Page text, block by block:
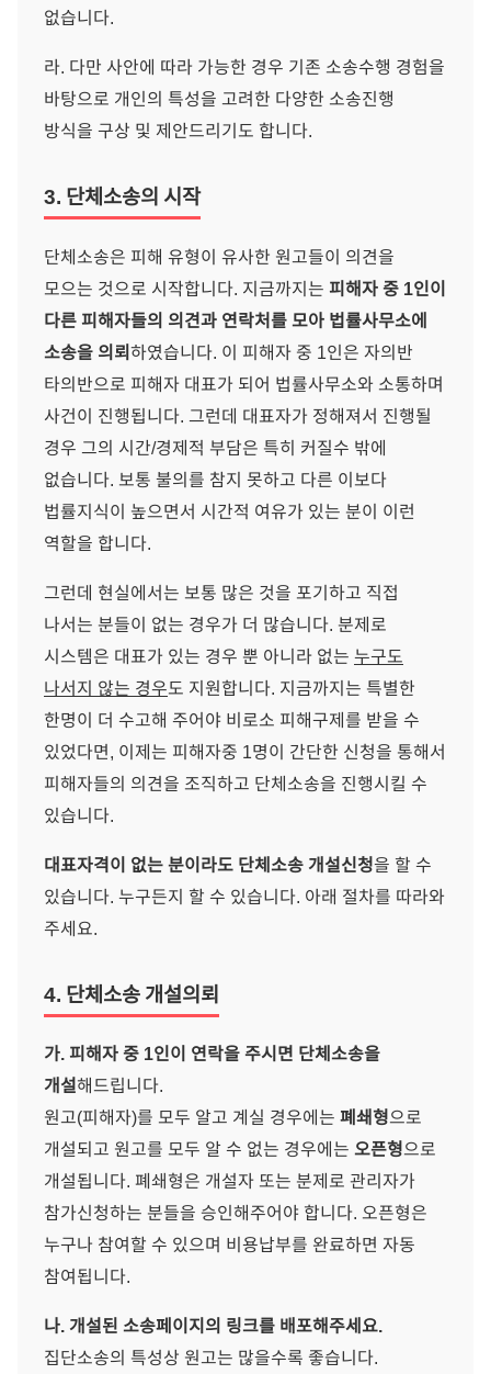
없습니다.
라. 다만 사안에 따라 가능한 경우 기존 소송수행 경험을
바탕으로 개인의 특성을 고려한 다양한 소송진행
방식을 구상 및 제안드리기도 합니다.
3. 단체소송의 시작
단체소송은 피해 유형이 유사한 원고들이 의견을
모으는 것으로 시작합니다. 지금까지는 피해자 중 1인이
다른 피해자들의 의견과 연락처를 모아 법률사무소에
소송을 의뢰하였습니다. 이 피해자 중 1인은 자의반
타의반으로 피해자 대표가 되어 법률사무소와 소통하며
사건이 진행됩니다. 그런데 대표자가 정해져서 진행될
경우 그의 시간/경제적 부담은 특히 커질수 밖에
없습니다. 보통 불의를 참지 못하고 다른 이보다
법률지식이 높으면서 시간적 여유가 있는 분이 이런
역할을 합니다.
그런데 현실에서는 보통 많은 것을 포기하고 직접
나서는 분들이 없는 경우가 더 많습니다. 분제로
시스템은 대표가 있는 경우 뿐 아니라 없는 누구도
나서지 않는 경우도 지원합니다. 지금까지는 특별한
한명이 더 수고해 주어야 비로소 피해구제를 받을 수
있었다면, 이제는 피해자중 1명이 간단한 신청을 통해서
피해자들의 의견을 조직하고 단체소송을 진행시킬 수
있습니다.
대표자격이 없는 분이라도 단체소송 개설신청을 할 수
있습니다. 누구든지 할 수 있습니다. 아래 절차를 따라와
주세요.
4. 단체소송 개설의뢰
가. 피해자 중 1인이 연락을 주시면 단체소송을
개설해드립니다.
원고(피해자)를 모두 알고 계실 경우에는 폐쇄형으로
개설되고 원고를 모두 알 수 없는 경우에는 오픈형으로
개설됩니다. 폐쇄형은 개설자 또는 분제로 관리자가
참가신청하는 분들을 승인해주어야 합니다. 오픈형은
누구나 참여할 수 있으며 비용납부를 완료하면 자동
참여됩니다.
나. 개설된 소송페이지의 링크를 배포해주세요.
집단소송의 특성상 원고는 많을수록 좋습니다.